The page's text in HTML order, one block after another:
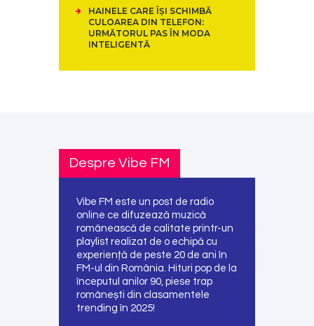
HAINELE CARE ÎȘI SCHIMBĂ
CULOAREA DIN TELEFON:
URMĂTORUL PAS ÎN MODA
INTELIGENTĂ
Despre Vibe FM
Vibe FM este un post de radio
online ce difuzează muzică
românească de calitate printr-un
playlist realizat de o echipă cu
experiență de peste 20 de ani în
FM-ul din România. Hituri pop de la
începutul anilor 90, piese trap
românești din clasamentele
trending în 2025!